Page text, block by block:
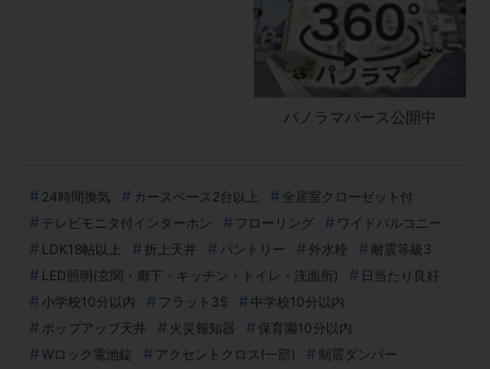
24時間換気 カースペース2台以上
全居室クローゼット付
テレビモニタ付インターホン
フローリング
ワイドバルコニー
LDK18帖以上
折上天井 パントリー 外水栓
耐震等級3
LED照明(玄関・廊下・キッチン・トイレ・洗面所)
日当たり良好
小学校10分以内
フラット35
中学校10分以内
ポップアップ天井
火災報知器
保育園10分以内
Wロック電池錠
アクセントクロス(一部)
制震ダンパー
パノラマパース公開中